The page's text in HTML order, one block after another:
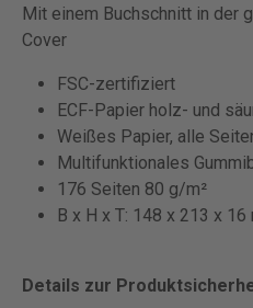
Mit einem Buchschnitt in der
Cover
FSC-zertifiziert
ECF-Papier holz- und
Weißes Papier, alle
Multifunktionales
176 Seiten 80 g/m²
B x H x T: 148 x 213 x 16
Details zur